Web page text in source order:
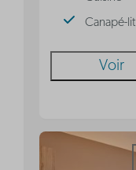
Canapé-
Voir